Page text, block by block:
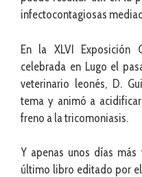
infectocontagiosas
En la XLVI Exposición
celebrada en Lugo el
veterinario leonés, D.
tema y animó a
freno a la tricomoniasis.
Y apenas unos días
último libro editado por el